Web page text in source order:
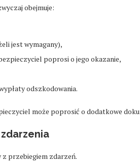
obejmuje:
jest wymagany),
poprosi o jego okazanie,
odszkodowania.
może poprosić o dodatkowe
przebiegiem zdarzeń.